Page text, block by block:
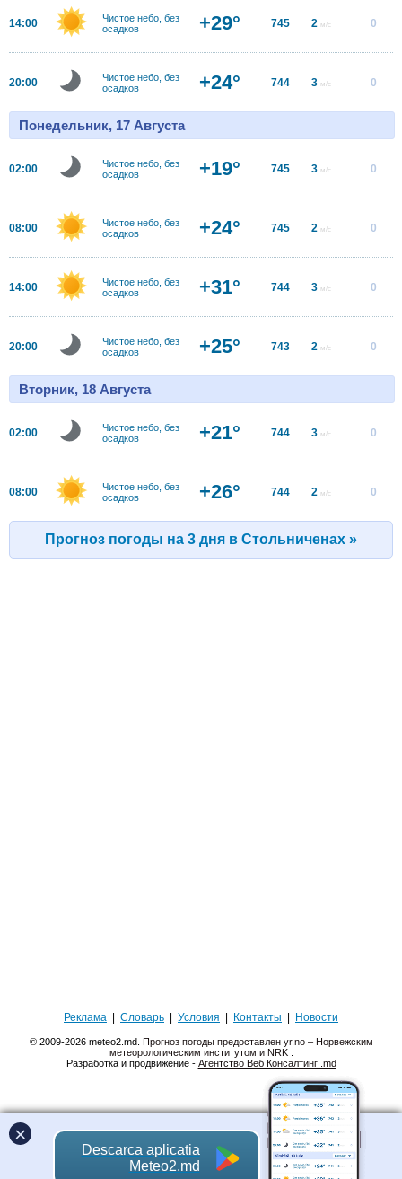
14:00
Чистое небо, без
осадков
+29° 745 2 м/с 0
20:00
Чистое небо, без
осадков
+24° 744 3 м/с 0
Понедельник, 17 Августа
02:00
Чистое небо, без
осадков
+19° 745 3 м/с 0
08:00
Чистое небо, без
осадков
+24° 745 2 м/с 0
14:00
Чистое небо, без
осадков
+31° 744 3 м/с 0
20:00
Чистое небо, без
осадков
+25° 743 2 м/с 0
Вторник, 18 Августа
02:00
Чистое небо, без
осадков
+21° 744 3 м/с 0
08:00
Чистое небо, без
осадков
+26° 744 2 м/с 0
Прогноз погоды на 3 дня в Стольниченах »
Реклама Словарь Условия Контакты Новости
© 2009-2026 meteo2.md. Прогноз погоды предоставлен yr.no – Норвежским
метеорологическим институтом и NRK
Разработка и продвижение - Агентство Веб Консалтинг .md
×
Descarca aplicatia
Meteo2.md